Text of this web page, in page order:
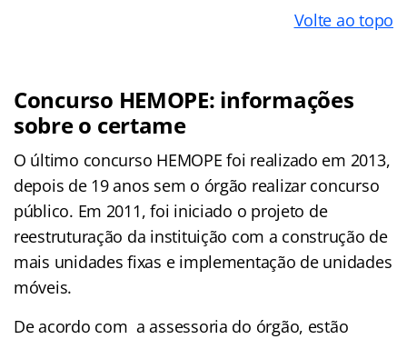
Volte ao topo
Concurso HEMOPE: informações
sobre o certame
O último concurso HEMOPE foi realizado em 2013,
depois de 19 anos sem o órgão realizar concurso
público. Em 2011, foi iniciado o projeto de
reestruturação da instituição com a construção de
mais unidades fixas e implementação de unidades
móveis.
De acordo com a assessoria do órgão, estão